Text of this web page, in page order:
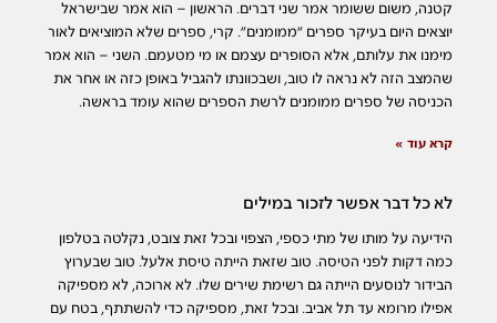
קטנה, משום ששומר אמר שני דברים. הראשון – הוא אמר שבישראל
יוצאים היום בעיקר ספרים ״ממומנים״. קרי, ספרים שלא המוציאים לאור
מימנו את עלותם, אלא הסופרים עצמם או מי מטעמם. השני – הוא אמר
שהמצב הזה לא נראה לו טוב, ושבכוונתו להגביל באופן כזה או אחר את
הכניסה של ספרים ממומנים לרשת הספרים שהוא עומד בראשה.
קרא עוד »
לא כל דבר אפשר לזכור במילים
הידיעה על מותו של מתי כספי, הצפוי ובכל זאת צובט, נקלטה בטלפון
כמה דקות לפני הטיסה. טוב שזאת הייתה טיסת אלעל. טוב שבערוץ
הבידור לנוסעים הייתה גם רשימת שירים שלו. לא ארוכה, לא מספיקה
אפילו מרומא עד תל אביב. ובכל זאת, מספיקה כדי להשתתף, בטח עם